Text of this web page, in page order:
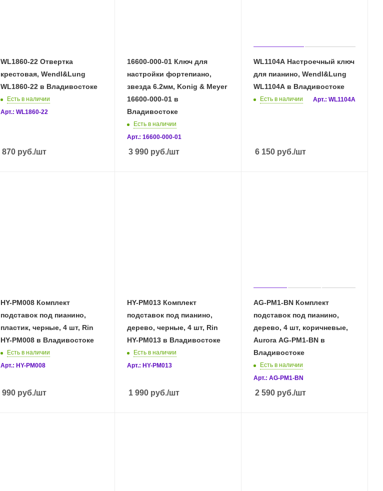
WL1860-22 Отвертка
крестовая, Wendl&Lung
WL1860-22 в Владивостоке
Есть в наличии
Арт.: WL1860-22
870 руб./шт
16600-000-01 Ключ для
настройки фортепиано,
звезда 6.2мм, Konig & Meyer
16600-000-01 в
Владивостоке
Есть в наличии
Арт.: 16600-000-01
3 990 руб./шт
WL1104A Настроечный ключ
для пианино, Wendl&Lung
WL1104A в Владивостоке
Есть в наличии Арт.: WL1104A
6 150 руб./шт
HY-PM008 Комплект
подставок под пианино,
пластик, черные, 4 шт, Rin
HY-PM008 в Владивостоке
Есть в наличии
Арт.: HY-PM008
990 руб./шт
HY-PM013 Комплект
подставок под пианино,
дерево, черные, 4 шт, Rin
HY-PM013 в Владивостоке
Есть в наличии
Арт.: HY-PM013
1 990 руб./шт
AG-PM1-BN Комплект
подставок под пианино,
дерево, 4 шт, коричневые,
Aurora AG-PM1-BN в
Владивостоке
Есть в наличии
Арт.: AG-PM1-BN
2 590 руб./шт